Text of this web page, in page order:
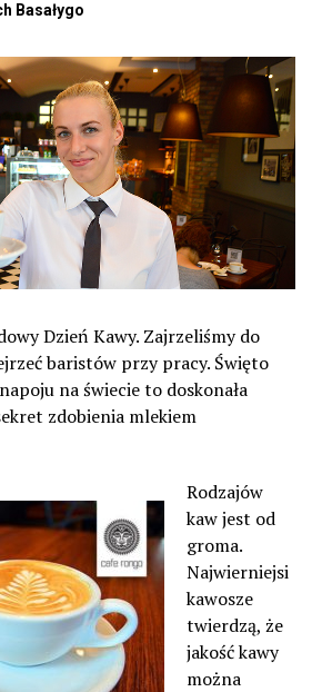
Basałygo
Dzień Kawy. Zajrzeliśmy do
baristów przy pracy. Święto
na świecie to doskonała
zdobienia mlekiem
Rodzajów
kaw jest od
groma.
Najwierniejsi
kawosze
twierdzą, że
jakość kawy
można